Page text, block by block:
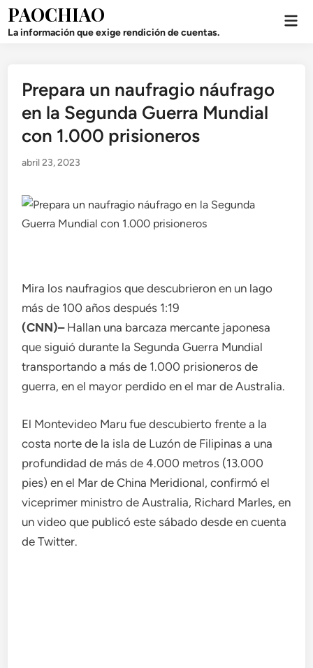
Saltar
contenido
PAOCHIAO
La información que exige rendición de cuentas.
Publicado
en
Prepara un naufragio náufrago
en la Segunda Guerra Mundial
con 1.000 prisioneros
abril 23, 2023
Mira los naufragios que descubrieron en un lago
más de 100 años después 1:19
(CNN)–Hallan una barcaza mercante japonesa
que siguió durante la Segunda Guerra Mundial
transportando a más de 1.000 prisioneros de
guerra, en el mayor perdido en el mar de Australia.
El Montevideo Maru fue descubierto frente a la
costa norte de la isla de Luzón de Filipinas a una
profundidad de más de 4.000 metros (13.000
pies) en el Mar de China Meridional, confirmó el
viceprimer ministro de Australia, Richard Marles, en
un video que publicó este sábado desde en cuenta
de Twitter.